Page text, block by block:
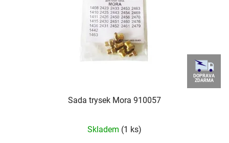
DOPRAVA
ZDARMA
Sada trysek Mora 910057
hodnocení
Skladem (1 ks)